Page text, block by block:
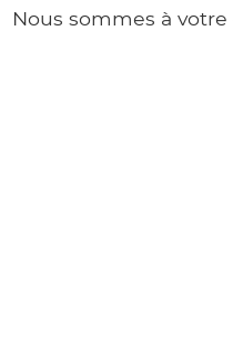
Nous sommes à